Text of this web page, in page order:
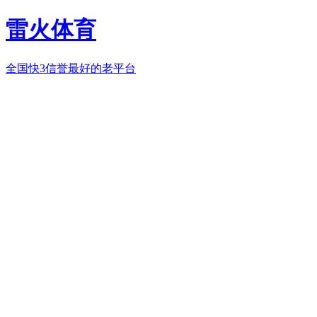
雷火体育
全国快3信誉最好的老平台